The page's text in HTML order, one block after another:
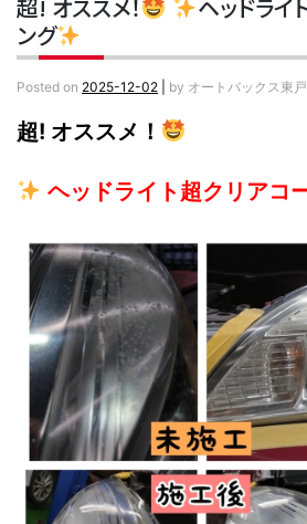
超! オススメ！
ヘッドライ
ング
Posted on 2025-12-02 by オートバックス東
超! オススメ！
ヘッドライト超クリアコ